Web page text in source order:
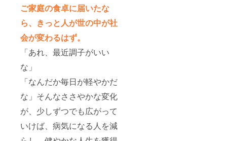
ご家庭の食卓に届いたな
ら、きっと人が世の中が社
会が変わるはず。
「あれ、最近調子がいい
な」
「なんだか毎日が軽やかだ
な」そんなささやかな変化
が、少しずつでも広がって
いけば、病気になる人を減